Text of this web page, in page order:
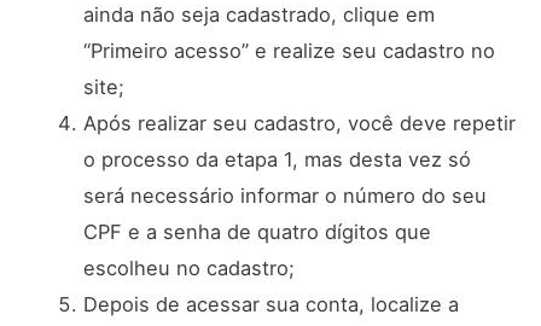
ainda não seja cadastrado, clique em
“Primeiro acesso” e realize seu cadastro no
site;
Após realizar seu cadastro, você deve repetir
o processo da etapa 1, mas desta vez só
será necessário informar o número do seu
CPF e a senha de quatro dígitos que
escolheu no cadastro;
Depois de acessar sua conta, localize a